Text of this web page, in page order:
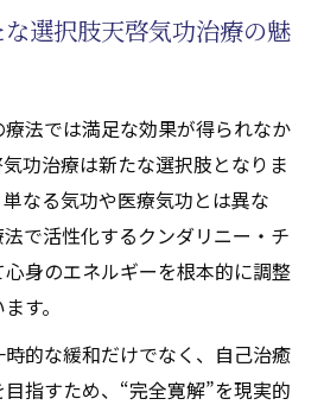
選択肢天啓気功治療の魅
法では満足な効果が得られなか
功治療は新たな選択肢となりま
なる気功や医療気功とは異な
で活性化するクンダリニー・チ
身のエネルギーを根本的に調整
す。
的な緩和だけでなく、自己治癒
指すため、“完全寛解”を現実的